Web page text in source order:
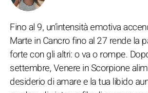
Fino al 9, un’intensità emotiva
Marte in Cancro fino al 27 rende la
forte con gli altri: o va o rompe.
settembre, Venere in Scorpione
desiderio di amare e la tua libido